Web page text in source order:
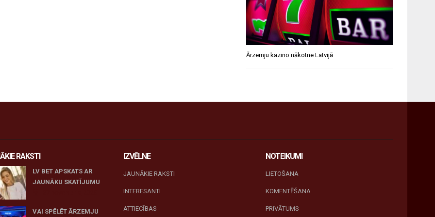
Ārzemju kazino nākotne Latvijā
RAKSTI
LV BET APSKATS AR
JAUNĀKU SKATĪJUMU
VAI SPĒLĒT ĀRZEMJU
IZVĒLNE
JAUNĀKIE RAKSTI
INTERESANTI
ATTIECĪBAS
NOTEIKUMI
LIETOŠANA
KOMENTĒŠANA
PRIVĀTUMS